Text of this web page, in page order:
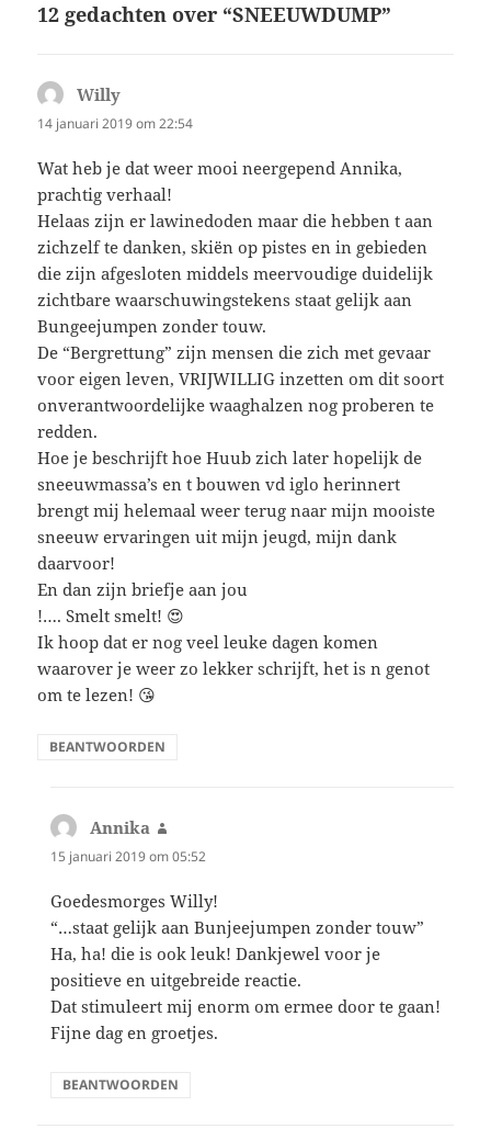
12 gedachten over “SNEEUWDUMP”
Willy
14 januari 2019 om 22:54
Wat heb je dat weer mooi neergepend Annika,
prachtig verhaal!
Helaas zijn er lawinedoden maar die hebben t aan
zichzelf te danken, skiën op pistes en in gebieden
die zijn afgesloten middels meervoudige duidelijk
zichtbare waarschuwingstekens staat gelijk aan
Bungeejumpen zonder touw.
De “Bergrettung” zijn mensen die zich met gevaar
voor eigen leven, VRIJWILLIG inzetten om dit soort
onverantwoordelijke waaghalzen nog proberen te
redden.
Hoe je beschrijft hoe Huub zich later hopelijk de
sneeuwmassa’s en t bouwen vd iglo herinnert
brengt mij helemaal weer terug naar mijn mooiste
sneeuw ervaringen uit mijn jeugd, mijn dank
daarvoor!
En dan zijn briefje aan jou
!…. Smelt smelt! 😍
Ik hoop dat er nog veel leuke dagen komen
waarover je weer zo lekker schrijft, het is n genot
om te lezen! 😘
BEANTWOORDEN
Annika
15 januari 2019 om 05:52
Goedesmorges Willy!
“…staat gelijk aan Bunjeejumpen zonder touw”
Ha, ha! die is ook leuk! Dankjewel voor je
positieve en uitgebreide reactie.
Dat stimuleert mij enorm om ermee door te gaan!
Fijne dag en groetjes.
BEANTWOORDEN